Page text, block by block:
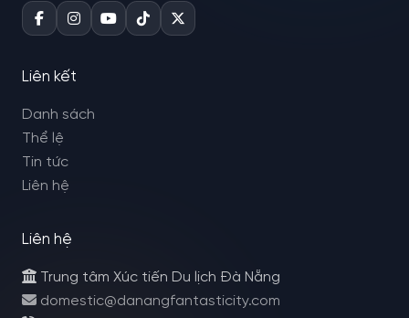
Liên kết
Danh sách
Thể lệ
Tin tức
Liên hệ
Liên hệ
Trung tâm Xúc tiến Du lịch Đà Nẵng
domestic@danangfantasticity.com